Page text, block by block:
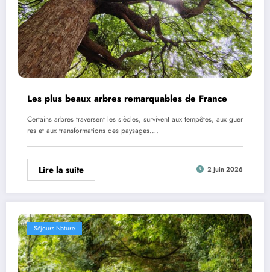
Les plus beaux arbres remarquables de France
Certains arbres traversent les siècles, survivent aux tempêtes, aux guer
res et aux transformations des paysages.…
Lire la suite 2 Juin 2026
Séjours Nature